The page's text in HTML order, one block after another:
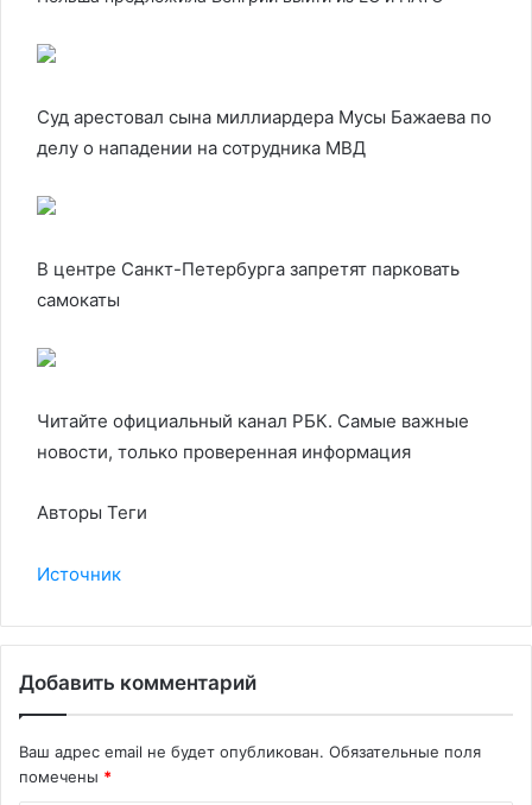
Суд арестовал сына миллиардера Мусы Бажаева по
делу о нападении на сотрудника МВД
В центре Санкт-Петербурга запретят парковать
самокаты
Читайте официальный канал РБК. Самые важные
новости, только проверенная информация
Авторы Теги
Источник
Добавить комментарий
Ваш адрес email не будет опубликован. Обязательные поля
помечены *